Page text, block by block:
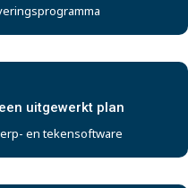
uitgewerkt plan
en tekensoftware